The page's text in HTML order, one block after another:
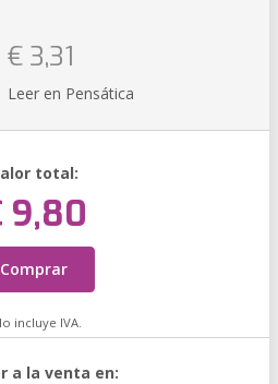
€ 3,31
Leer en Pensática
total:
9,80
Comprar
incluye IVA.
a la venta en: